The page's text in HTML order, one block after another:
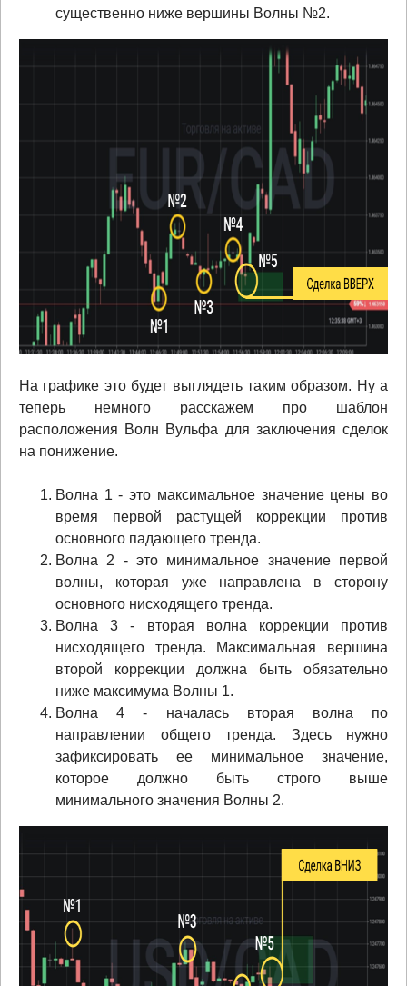
существенно ниже вершины Волны №2.
На графике это будет выглядеть таким образом. Ну а
теперь немного расскажем про шаблон
расположения Волн Вульфа для заключения сделок
на понижение.
Волна 1 - это максимальное значение цены во
время первой растущей коррекции против
основного падающего тренда.
Волна 2 - это минимальное значение первой
волны, которая уже направлена в сторону
основного нисходящего тренда.
Волна 3 - вторая волна коррекции против
нисходящего тренда. Максимальная вершина
второй коррекции должна быть обязательно
ниже максимума Волны 1.
Волна 4 - началась вторая волна по
направлении общего тренда. Здесь нужно
зафиксировать ее минимальное значение,
которое должно быть строго выше
минимального значения Волны 2.